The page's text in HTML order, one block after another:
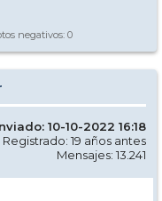
negativos: 0
10-10-2022 16:18
Registrado: 19 años antes
Mensajes: 13.241